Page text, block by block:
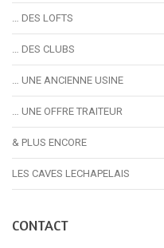
… DES LOFTS
… DES CLUBS
… UNE ANCIENNE USINE
… UNE OFFRE TRAITEUR
& PLUS ENCORE
LES CAVES LECHAPELAIS
CONTACT